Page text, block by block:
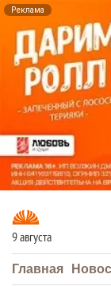
Реклама
9 августа
Главная